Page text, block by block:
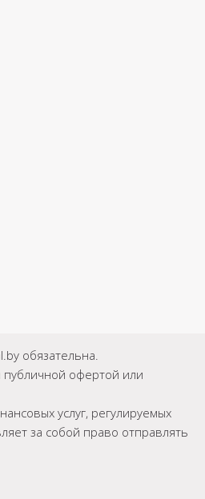
обязательна.
публичной офертой или
услуг, регулируемых
за собой право отправлять